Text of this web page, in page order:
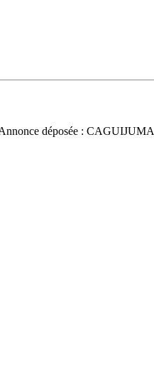
déposée : CAGUIJUMA